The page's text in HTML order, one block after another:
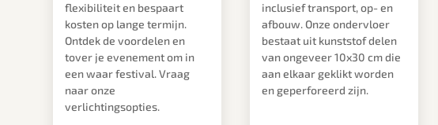
flexibiliteit en bespaart
kosten op lange termijn.
Ontdek de voordelen en
tover je evenement om in
een waar festival. Vraag
naar onze
verlichtingsopties.
inclusief transport, op- en
afbouw. Onze ondervloer
bestaat uit kunststof delen
van ongeveer 10x30 cm die
aan elkaar geklikt worden
en geperforeerd zijn.